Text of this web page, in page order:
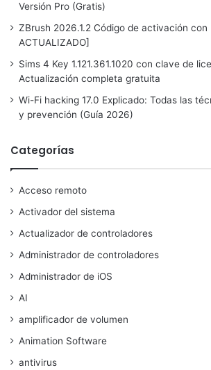
Versión Pro (Gratis)
ZBrush 2026.1.2 Código de activación con
ACTUALIZADO]
Sims 4 Key 1.121.361.1020 con clave de
Actualización completa gratuita
Wi-Fi hacking 17.0 Explicado: Todas las
y prevención (Guía 2026)
Categorías
Acceso remoto
Activador del sistema
Actualizador de controladores
Administrador de controladores
Administrador de iOS
AI
amplificador de volumen
Animation Software
antivirus